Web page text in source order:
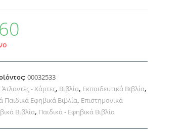
00032533
Άτλαντες - Χάρτες, Βιβλία, Εκπαιδευτικά Βιβλία,
Παιδικά Εφηβικά Βιβλία, Επιστημονικά
Βιβλία, Παιδικά - Εφηβικά Βιβλία